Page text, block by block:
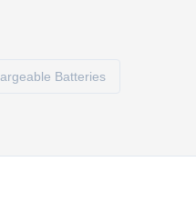
Batteries